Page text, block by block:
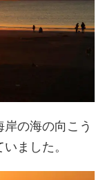
の海の向こう
ました。